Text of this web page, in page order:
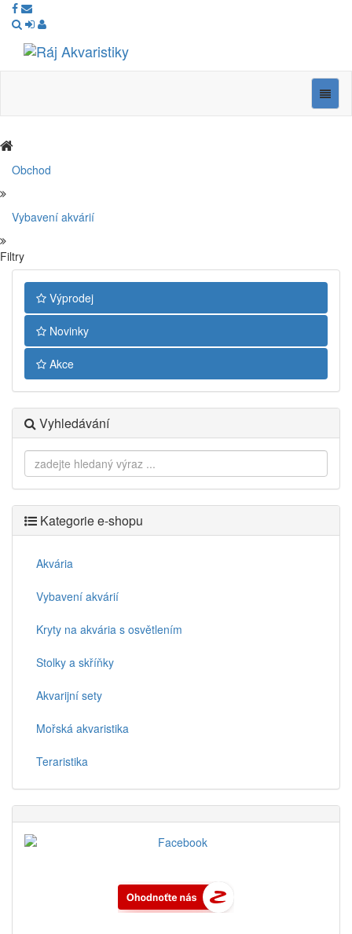
Ráj
Obchod
Vybavení akvárií
Filtry
Výprodej
Novinky
Akce
Vyhledávání
Kategorie e-shopu
Akvária
Vybavení akvárií
Kryty na akvária s osvětlením
Stolky a skříňky
Akvarijní sety
Mořská akvaristika
Teraristika